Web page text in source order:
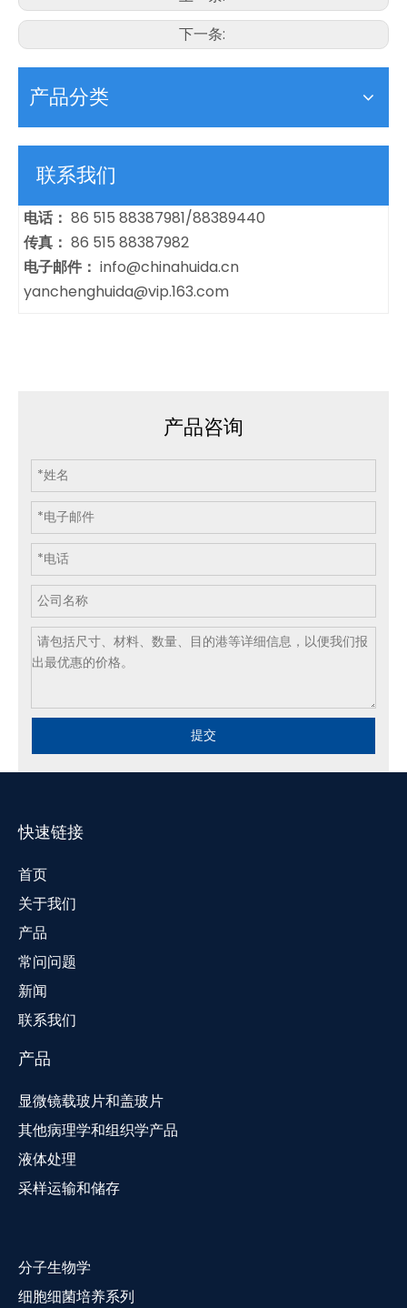
下一条:
产品分类
联系我们
电话： 86 515 88387981/88389440
传真： 86 515 88387982
电子邮件： info@chinahuida.cn
yanchenghuida@vip.163.com
产品咨询
提交
快速链接
首页
关于我们
产品
常问问题
新闻
联系我们
产品
显微镜载玻片和盖玻片
其他病理学和组织学产品
液体处理
采样运输和储存
分子生物学
细胞细菌培养系列